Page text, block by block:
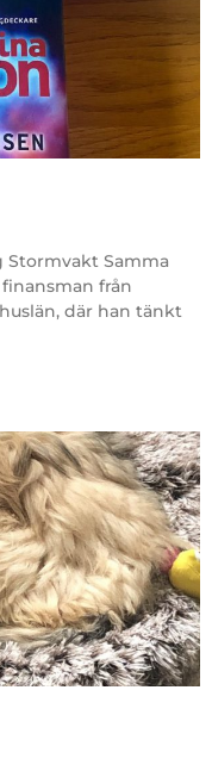
Samma
från
där han tänkt